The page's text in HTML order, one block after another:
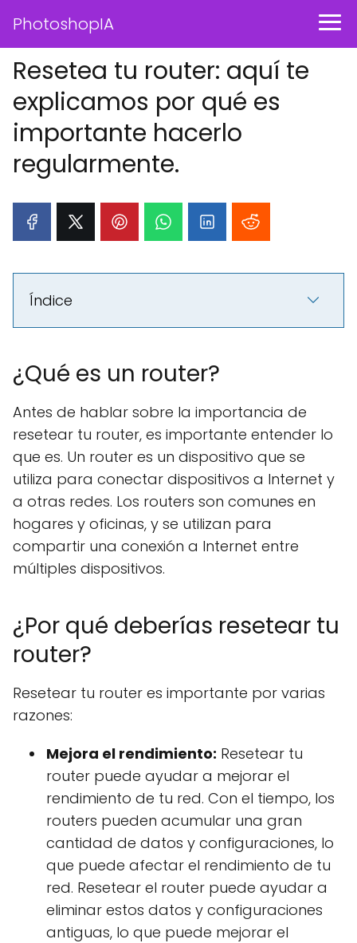
PhotoshopIA
Resetea tu router: aquí te
explicamos por qué es
importante hacerlo
regularmente.
Índice
¿Qué es un router?
Antes de hablar sobre la importancia de
resetear tu router, es importante entender lo
que es. Un router es un dispositivo que se
utiliza para conectar dispositivos a Internet y
a otras redes. Los routers son comunes en
hogares y oficinas, y se utilizan para
compartir una conexión a Internet entre
múltiples dispositivos.
¿Por qué deberías resetear tu
router?
Resetear tu router es importante por varias
razones:
Mejora el rendimiento: Resetear tu
router puede ayudar a mejorar el
rendimiento de tu red. Con el tiempo, los
routers pueden acumular una gran
cantidad de datos y configuraciones, lo
que puede afectar el rendimiento de tu
red. Resetear el router puede ayudar a
eliminar estos datos y configuraciones
antiguas, lo que puede mejorar el